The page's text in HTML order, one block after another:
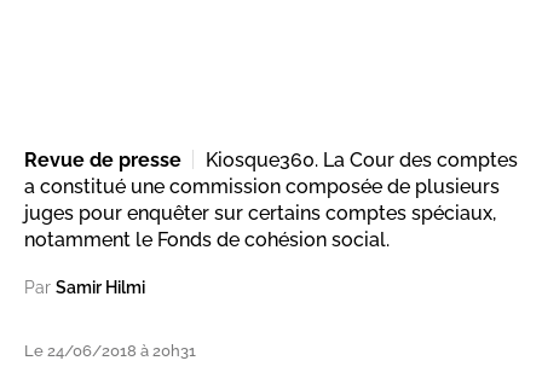
Revue de presse
Kiosque360. La Cour des comptes
a constitué une commission composée de plusieurs
juges pour enquêter sur certains comptes spéciaux,
notamment le Fonds de cohésion social.
Par Samir Hilmi
Le 24/06/2018 à 20h31